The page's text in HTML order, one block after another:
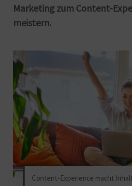
Marketing zum Content-
meistern.
Content-Experience macht